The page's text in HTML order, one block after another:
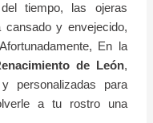
tiempo, las ojeras
y envejecido,
En la
de León,
personalizadas para
a tu rostro una